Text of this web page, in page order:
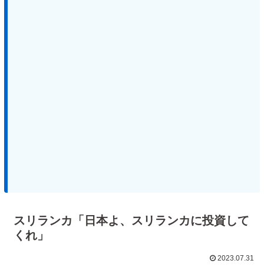
スリランカ「日本よ、スリランカに投資して
くれ」
2023.07.31